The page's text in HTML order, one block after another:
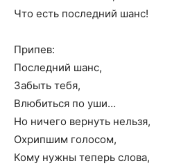
Что есть последний шанс!
Припев:
Последний шанс,
Забыть тебя,
Влюбиться по уши…
Но ничего вернуть нельзя,
Охрипшим голосом,
Кому нужны теперь слова,